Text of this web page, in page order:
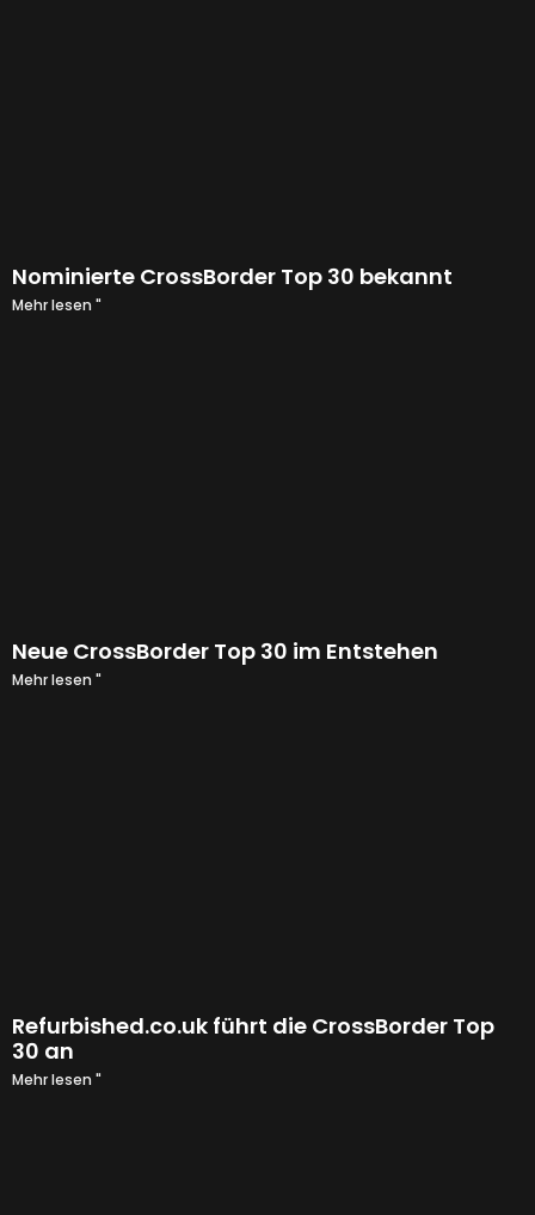
Nominierte CrossBorder Top 30 bekannt
Mehr lesen "
Neue CrossBorder Top 30 im Entstehen
Mehr lesen "
Refurbished.co.uk führt die CrossBorder Top
30 an
Mehr lesen "